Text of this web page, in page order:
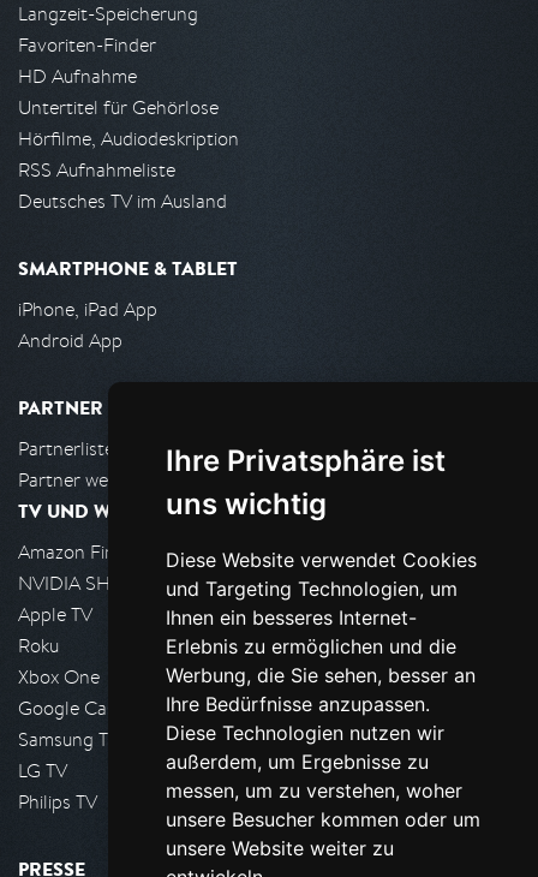
Ihre Privatsphäre ist
uns wichtig
Diese Website verwendet Cookies
und Targeting Technologien, um
Ihnen ein besseres Internet-
Erlebnis zu ermöglichen und die
Werbung, die Sie sehen, besser an
Ihre Bedürfnisse anzupassen.
Diese Technologien nutzen wir
außerdem, um Ergebnisse zu
messen, um zu verstehen, woher
unsere Besucher kommen oder um
unsere Website weiter zu
Langzeit-Speicherung
Favoriten-Finder
HD Aufnahme
Untertitel für Gehörlose
Hörfilme, Audiodeskription
RSS Aufnahmeliste
Deutsches TV im Ausland
SMARTPHONE & TABLET
iPhone, iPad App
Android App
PARTNER
Partnerliste
Partner werden
TV UND WOHNZIMMER
Amazon FireTV
NVIDIA SHIELD, Google TV
Apple TV
Roku
Xbox One
Google Cast
Samsung TV
LG TV
Philips TV
PRESSE